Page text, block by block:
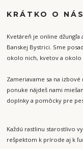
KRÁTKO O NÁS
Kvetáreň je online
Banskej Bystrici. Sme
okolo nich, kvetov a okolo
Zameriavame sa na
ponuke nájdeš nami
doplnky a pomôcky pre
Každú rastlinu starostlivo
rešpektom k prírode aj k